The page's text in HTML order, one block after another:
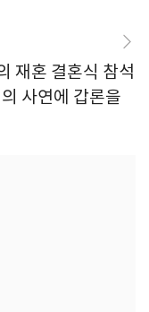
재혼 결혼식 참석
사연에 갑론을